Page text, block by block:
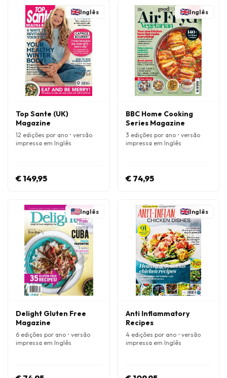
Inglês
Top Sante (UK)
Magazine
12 edições por ano • versão
impressa em Inglês
€ 149,95
Inglês
BBC Home Cooking
Series Magazine
3 edições por ano • versão
impressa em Inglês
€ 74,95
Inglês
Delight Gluten Free
Magazine
6 edições por ano • versão
impressa em Inglês
Inglês
Anti Inflammatory
Recipes
4 edições por ano • versão
impressa em Inglês